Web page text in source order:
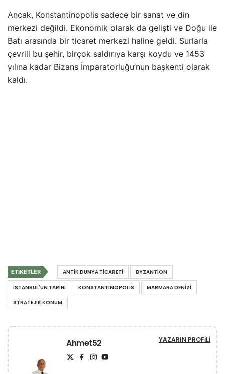
Ancak, Konstantinopolis sadece bir sanat ve din
merkezi değildi. Ekonomik olarak da gelişti ve Doğu ile
Batı arasında bir ticaret merkezi haline geldi. Surlarla
çevrili bu şehir, birçok saldırıya karşı koydu ve 1453
yılına kadar Bizans İmparatorluğu’nun başkenti olarak
kaldı.
ETIKETLER ANTIK DÜNYA TICARETI
BYZANTION
İSTANBUL'UN TARIHI
KONSTANTINOPOLIS
MARMARA DENIZI
STRATEJIK KONUM
Ahmet52 YAZARIN PROFILI